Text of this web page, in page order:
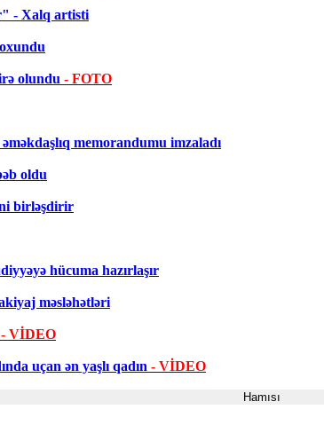
- Xalq artisti
olundu - FOTO
memorandumu imzaladı
oldu
birləşdirir
hücuma hazırlaşır
məsləhətləri
- VİDEO
uçan ən yaşlı qadın - VİDEO
Hamısı